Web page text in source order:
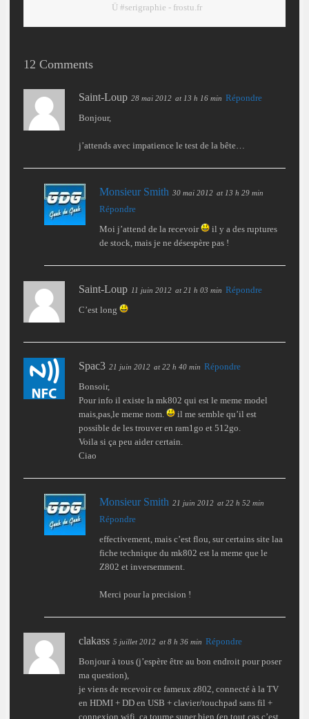
Ü #serigraphie - frostu.fr
12 Comments
Saint-Loup 28 mai 2012 at 13 h 16 min Répondre
Bonjour,
j’attends avec impatience le test de la bête…
Monsieur Smith 30 mai 2012 at 13 h 29 min
Répondre
Moi j’attend de la recevoir
il y a des ruptures
de stock, mais je ne désespère pas !
Saint-Loup 11 juin 2012 at 21 h 03 min Répondre
C’est long
Spac3 21 juin 2012 at 22 h 40 min Répondre
Bonsoir,
Pour info il existe la mk802 qui est le meme model
mais,pas,le meme nom.
il me semble qu’il est
possible de les trouver en ram1go et 512go.
Voila si ça peu aider certain.
Ciao
Monsieur Smith 21 juin 2012 at 22 h 52 min
Répondre
effectivement, mais c’est flou, sur certains site laa
fiche technique du mk802 est la meme que le
Z802 et inversemment.
Merci pour la precision !
clakass 5 juillet 2012 at 8 h 36 min Répondre
Bonjour à tous (j’espère être au bon endroit pour poser
ma question),
je viens de recevoir ce fameux z802, connecté à la TV
en HDMI + DD en USB + clavier/touchpad sans fil +
connexion wifi, ça tourne super bien (en tout cas c’est